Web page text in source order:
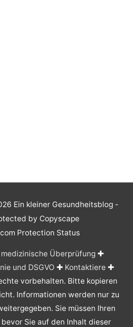
Ein kleiner Gesundheitsblog -
Überprüfung✚
und DSGVO ✚ Kontaktiere✚
vorbehalten. Bitte kopieren
Informationen werden nur zu
Sie müssen Ihren
Sie auf den Inhalt dieser